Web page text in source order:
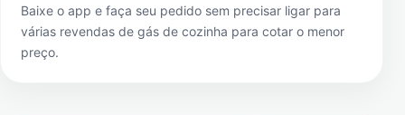
Baixe o app e faça seu pedido sem precisar ligar para
várias revendas de gás de cozinha para cotar o menor
preço.